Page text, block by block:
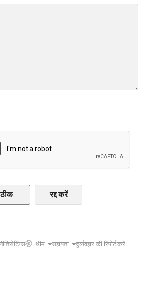
रद्द करें
सेटिंग्स थीम सहायता दुर्व्यवहार की रिपोर्ट करें